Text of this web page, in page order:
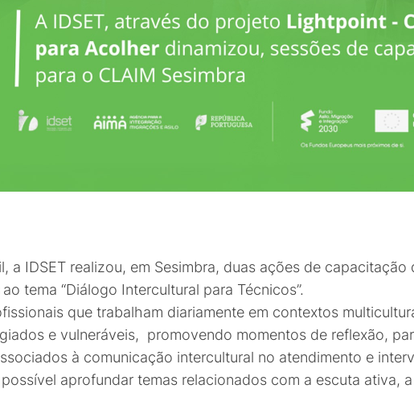
a IDSET realizou, em Sesimbra, duas ações de
tema “Diálogo Intercultural para Técnicos”.
que trabalham diariamente em contextos
e vulneráveis, promovendo momentos de reflexão,
à comunicação intercultural no atendimento e
aprofundar temas relacionados com a escuta ativa,